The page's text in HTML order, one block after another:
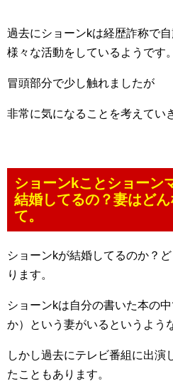
過去にショーンkは経歴詐称で
様々な活動をしているようです。
冒頭部分で少し触れましたが
非常に気になることを考えてい
ショーンkことショーン
結婚してるの？妻はど
て。
ショーンkが結婚してるのか？
ります。
ショーンkは自分の書いた本の
か）という妻がいるというよう
しかし過去にテレビ番組に出演
たこともあります。